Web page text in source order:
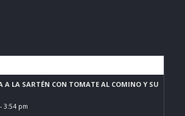
A LA SARTÉN CON TOMATE AL COMINO Y SU
3:54 pm